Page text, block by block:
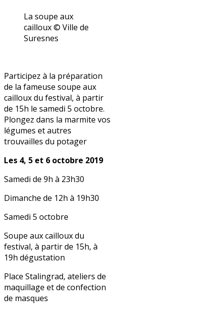
La soupe aux
cailloux © Ville de
Suresnes
Participez à la préparation
de la fameuse soupe aux
cailloux du festival, à partir
de 15h le samedi 5 octobre.
Plongez dans la marmite vos
légumes et autres
trouvailles du potager
Les 4, 5 et 6 octobre 2019
Samedi de 9h à 23h30
Dimanche de 12h à 19h30
Samedi 5 octobre
Soupe aux cailloux du
festival, à partir de 15h, à
19h dégustation
Place Stalingrad, ateliers de
maquillage et de confection
de masques